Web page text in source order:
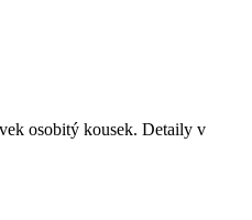
osobitý kousek. Detaily v